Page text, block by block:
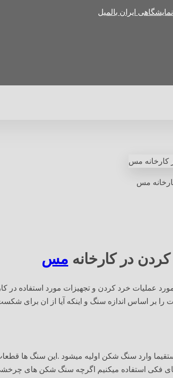
ایران بالمیل
مس
در کارخانه مس
عملیات خرد کردن و تجهیزات مورد استفاده
بر اساس اندازه سنگ و اینکه آیا از ان برای شکست
وارد سنگ شکن اولیه میشود .این سنگ ها قطعات
فکی استفاده میکنیم اگرچه سنگ شکن های